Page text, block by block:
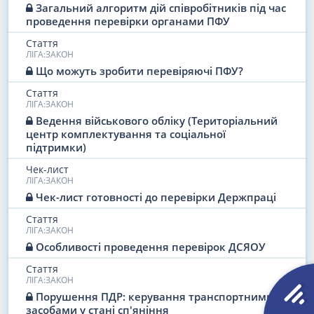
Органи захисту бізнесу
Загальний алгоритм дій співробітників під час
проведення перевірки органами ПФУ
Стаття
ЛІГА:ЗАКОН
Що можуть зробити перевіряючі ПФУ?
Стаття
ЛІГА:ЗАКОН
Ведення військового обліку (Територіальний
центр комплектування та соціальної
підтримки)
Чек-лист
ЛІГА:ЗАКОН
Чек-лист готовності до перевірки Держпраці
Стаття
ЛІГА:ЗАКОН
Особливості проведення перевірок ДСЯОУ
Стаття
ЛІГА:ЗАКОН
Порушення ПДР: керування транспортними
засобами у стані сп'яніння